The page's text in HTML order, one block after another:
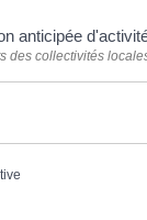
anticipée
des collectivités